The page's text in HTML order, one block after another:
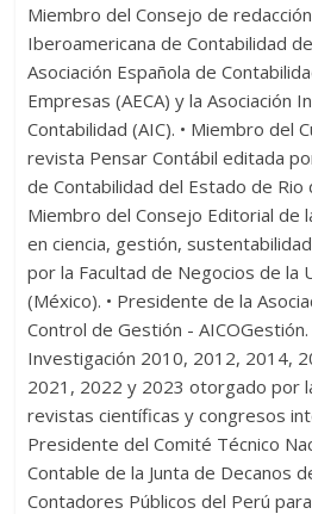
Miembro del Consejo de
Iberoamericana de Contabilidad
Asociación Española de
Empresas (AECA) y la Asociación
Contabilidad (AIC). • Miembro del
revista Pensar Contábil editada
de Contabilidad del Estado de Rio
Miembro del Consejo Editorial de
en ciencia, gestión,
por la Facultad de Negocios de la
(México). • Presidente de la
Control de Gestión - AICOGestión.
Investigación 2010, 2012, 2014,
2021, 2022 y 2023 otorgado por
revistas científicas y congresos
Presidente del Comité Técnico
Contable de la Junta de Decanos
Contadores Públicos del Perú